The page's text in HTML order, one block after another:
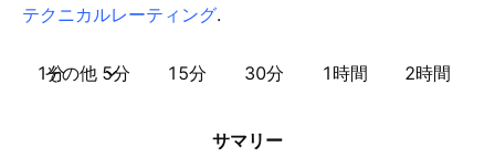
テクニカルレーティング.
1分 5分 15分 30分 1時間 2時間
その他
サマリー